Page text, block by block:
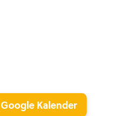
Google Kalender